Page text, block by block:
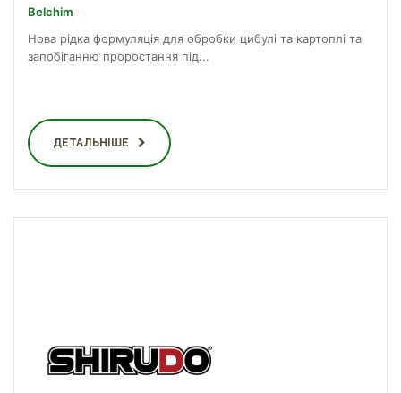
Belchim
Нова рідка формуляція для обробки цибулі та картоплі та
запобіганню проростання під...
ДЕТАЛЬНІШЕ